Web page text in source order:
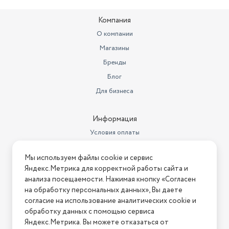
8
Компания
О компании
Магазины
Бренды
Блог
Для бизнеса
Информация
Условия оплаты
Условия возврата
Нашли ошибку на сайте? Напишите нам
2026 © Интернет-магазин "АстМаркет". У нас есть всё!
Мы используем файлы cookie и сервис
Яндекс.Метрика для корректной работы сайта и
анализа посещаемости. Нажимая кнопку «Согласен
на обработку персональных данных», Вы даете
согласие на использование аналитических cookie и
обработку данных с помощью сервиса
Яндекс.Метрика. Вы можете отказаться от